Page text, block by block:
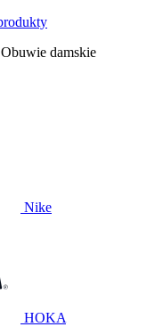
Obuwie damskie
Nike
HOKA